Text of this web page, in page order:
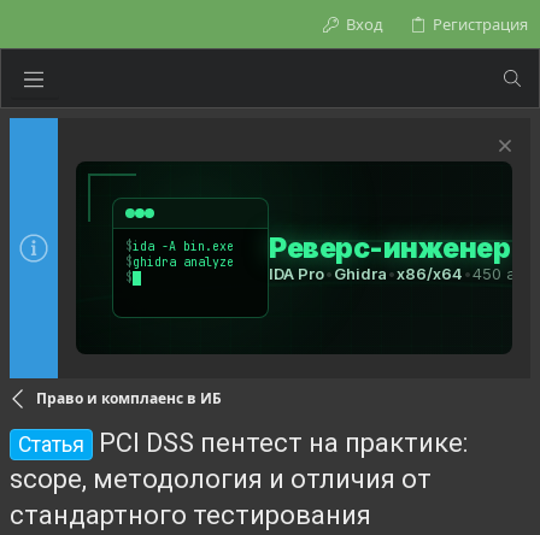
Вход Регистрация
Право и комплаенс в ИБ
Статья
PCI DSS пентест на практике:
scope, методология и отличия от
стандартного тестирования